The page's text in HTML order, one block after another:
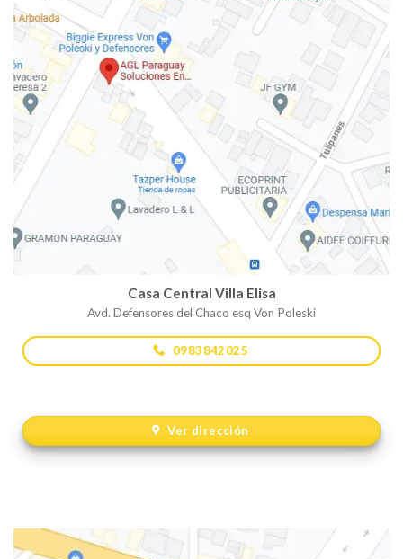
Casa Central Villa Elisa
Avd. Defensores del Chaco esq Von Poleski
0983842025
Ver dirección